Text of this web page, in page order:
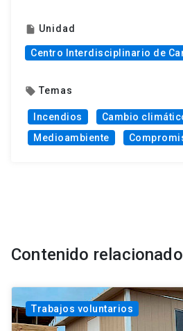
insert_drive_file Unidad
Centro Interdisciplinario de
local_offer Temas
Incendios
Cambio
Medioambiente
Contenido relacionado
Trabajos voluntarios